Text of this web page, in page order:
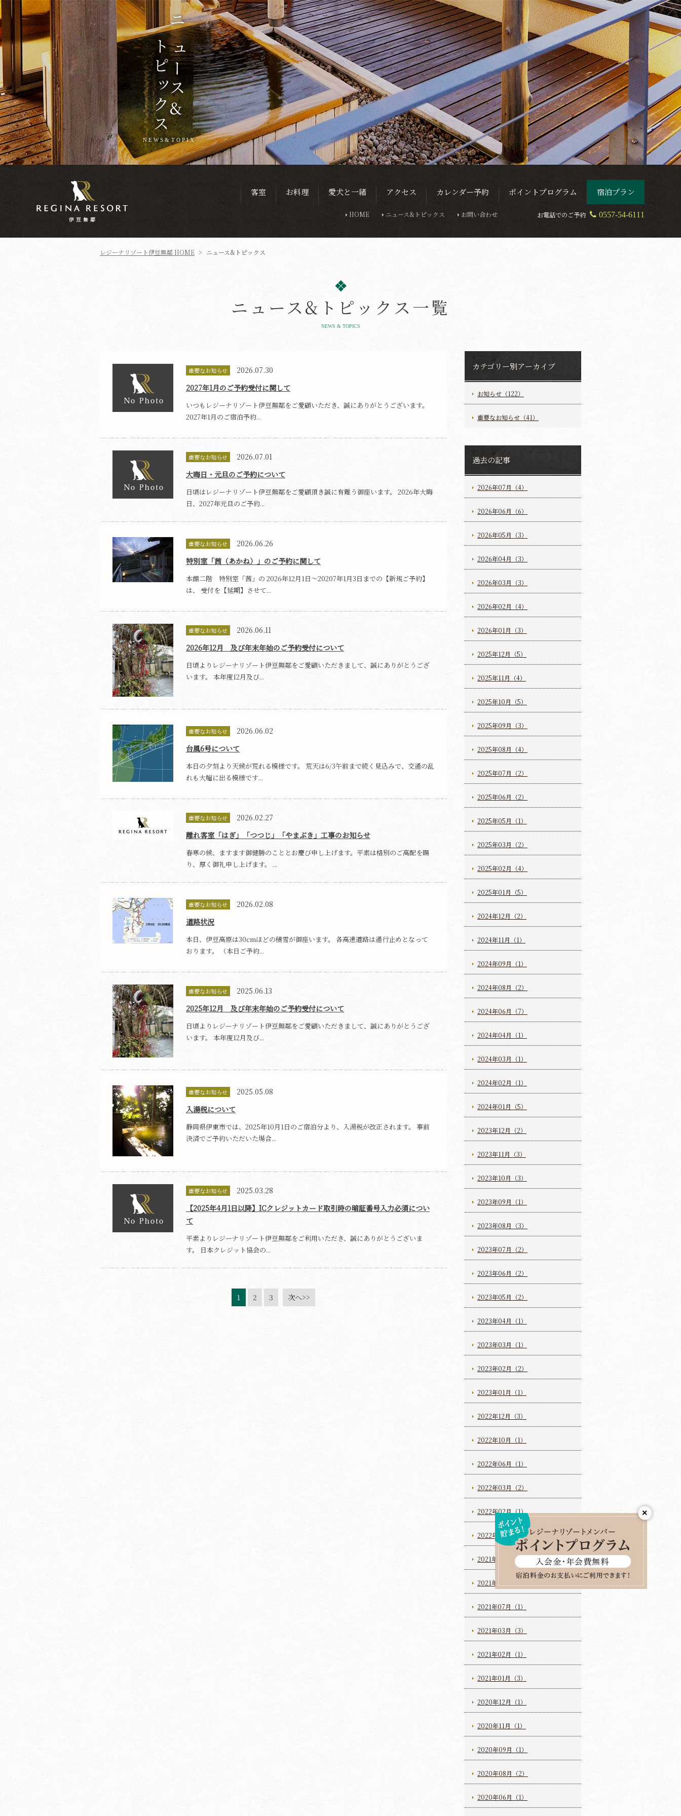
ニュース
&
トピックス
NEWS&TOPIX
客室 お料理 愛犬と一緒 アクセス カレンダー予約 ポイントプログラム 宿泊プラン
HOME ニュース&トピックス お問い合わせ お電話でのご予約 0557-54-6111
レジーナリゾート伊豆無鄰 HOME > ニュース&トピックス
ニュース&トピックス一覧
NEWS & TOPICS
重要なお知らせ
2026.07.30
​2027年1月のご予約受付に関して
いつもレジーナリゾート伊豆無鄰をご愛顧いただき、誠にありがとうございます。
2027年1月のご宿泊予約...
重要なお知らせ
2026.07.01
大晦日・元旦のご予約について
日頃はレジーナリゾート伊豆無鄰をご愛顧頂き誠に有難う御座います。 2026年大晦
日、2027年元旦のご予約...
重要なお知らせ
2026.06.26
​特別室「茜（あかね）」のご予約に関して
本館二階 特別室「茜」の 2026年12月1日～20207年1月3日までの【新規ご予約】
は、 受付を【延期】させて...
重要なお知らせ
2026.06.11
2026年12月 及び年末年始のご予約受付について
日頃よりレジーナリゾート伊豆無鄰をご愛顧いただきまして、誠にありがとうござ
います。 本年度12月及び...
重要なお知らせ
2026.06.02
台風6号について
本日の夕刻より天候が荒れる模様です。 荒天は6/3午前まで続く見込みで、交通の乱
れも大幅に出る模様です...
重要なお知らせ
2026.02.27
離れ客室「はぎ」「つつじ」「やまぶき」工事のお知らせ
春寒の候、ますます御健勝のこととお慶び申し上げます。平素は格別のご高配を賜
り、厚く御礼申し上げます。 ...
重要なお知らせ
2026.02.08
道路状況
本日、伊豆高原は30cmほどの積雪が御座います。 各高速道路は通行止めとなって
おります。 （本日ご予約...
重要なお知らせ
2025.06.13
2025年12月 及び年末年始のご予約受付について
日頃よりレジーナリゾート伊豆無鄰をご愛顧いただきまして、誠にありがとうござ
います。 本年度12月及び...
重要なお知らせ
2025.05.08
入湯税について
静岡県伊東市では、2025年10月1日のご宿泊分より、入湯税が改正されます。 事前
決済でご予約いただいた場合...
重要なお知らせ
2025.03.28
【2025年4月1日以降】ICクレジットカード取引時の暗証番号入力必須につい
て
平素よりレジーナリゾート伊豆無鄰をご利用いただき、誠にありがとうございま
す。 日本クレジット協会の...
1 2 3 次へ>>
カテゴリー別アーカイブ
お知らせ（122）
重要なお知らせ（41）
過去の記事
2026年07月（4）
2026年06月（6）
2026年05月（3）
2026年04月（3）
2026年03月（3）
2026年02月（4）
2026年01月（3）
2025年12月（5）
2025年11月（4）
2025年10月（5）
2025年09月（3）
2025年08月（4）
2025年07月（2）
2025年06月（2）
2025年05月（1）
2025年03月（2）
2025年02月（4）
2025年01月（5）
2024年12月（2）
2024年11月（1）
2024年09月（1）
2024年08月（2）
2024年06月（7）
2024年04月（1）
2024年03月（1）
2024年02月（1）
2024年01月（5）
2023年12月（2）
2023年11月（3）
2023年10月（3）
2023年09月（1）
2023年08月（3）
2023年07月（2）
2023年06月（2）
2023年05月（2）
2023年04月（1）
2023年03月（1）
2023年02月（2）
2023年01月（1）
2022年12月（3）
2022年10月（1）
2022年06月（1）
2022年03月（2）
2022年02月（1）
2022年01月（3）
2021年10月（2）
2021年08月（2）
2021年07月（1）
2021年03月（3）
2021年02月（1）
2021年01月（3）
2020年12月（1）
2020年11月（1）
2020年09月（1）
2020年08月（2）
2020年06月（1）
×